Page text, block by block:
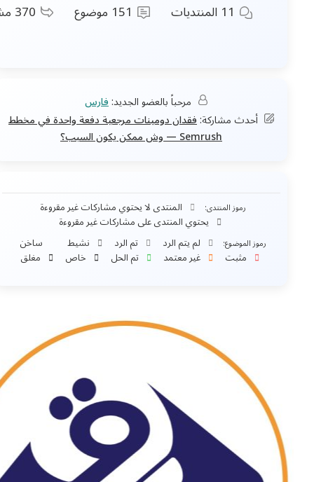
المنتديات 151 موضوع 370 مشاركات
مرحباً بالعضو الجديد:فارس
أحدث مشاركة:فقدان دومينات مرجعية دفعة واحدة في مخطط
المنتدى لا يحتوي مشاركات غير مقروءة
يحتوي المنتدى على مشاركات غير مقروءة
لم يتم الرد تم الرد نشيط ساخن
غير معتمد تم الحل خاص مغلق